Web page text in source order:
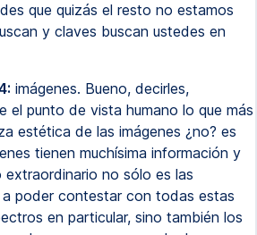
que quizás el resto no estamos
y claves buscan ustedes en
imágenes. Bueno, decirles,
el punto de vista humano lo que más
estética de las imágenes ¿no? es
tienen muchísima información y
no sólo es las
a poder contestar con todas estas
en particular, sino también los